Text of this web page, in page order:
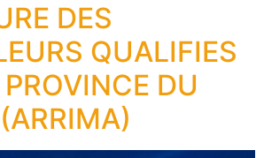
DES
QUALIFIES
DU